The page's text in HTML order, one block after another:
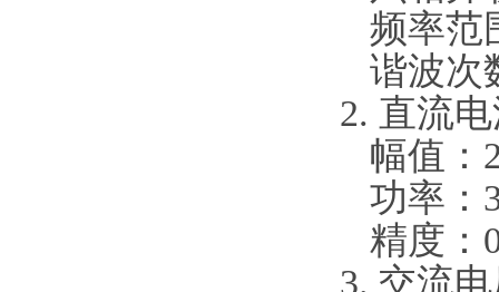
频率范
谐波次
2. 直流
幅值：
功率：
精度：
3. 交流